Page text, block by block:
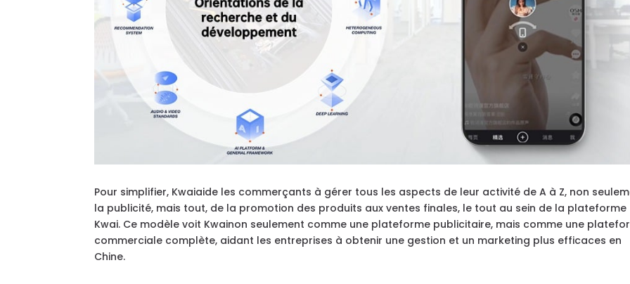
Pour simplifier, Kwaiaide les commerçants à gérer tous les aspects de leur activité de A à Z, non
la publicité, mais tout, de la promotion des produits aux ventes finales, le tout au sein de la plateforme
Kwai. Ce modèle voit Kwainon seulement comme une plateforme publicitaire, mais comme une
commerciale complète, aidant les entreprises à obtenir une gestion et un marketing plus efficaces en
Chine.